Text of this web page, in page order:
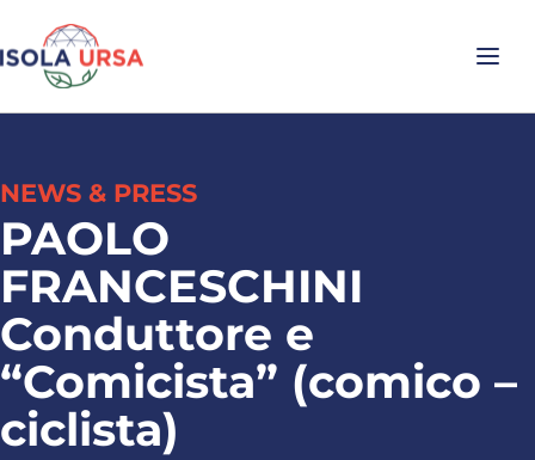
NEWS & PRESS
PAOLO
FRANCESCHINI
Conduttore e
“Comicista” (comico –
ciclista)